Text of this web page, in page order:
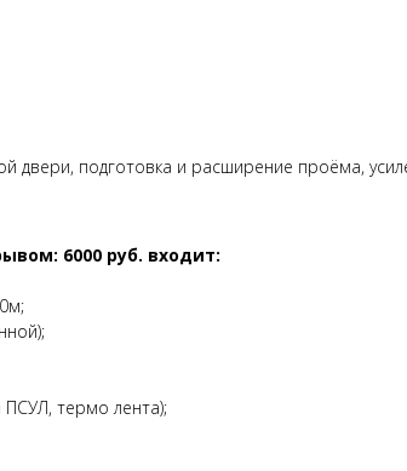
подготовка и расширение проёма,
6000 руб. входит:
термо лента);